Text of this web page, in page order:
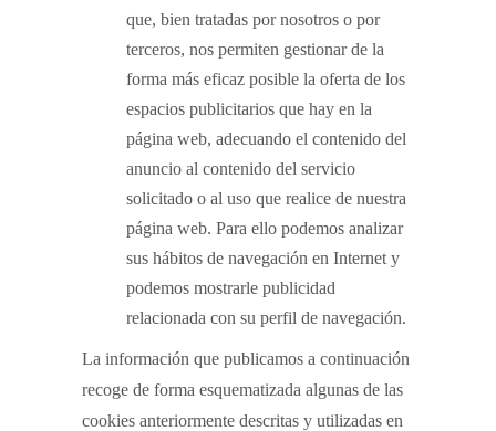
que, bien tratadas por nosotros o por
terceros, nos permiten gestionar de la
forma más eficaz posible la oferta de los
espacios publicitarios que hay en la
página web, adecuando el contenido del
anuncio al contenido del servicio
solicitado o al uso que realice de nuestra
página web. Para ello podemos analizar
sus hábitos de navegación en Internet y
podemos mostrarle publicidad
relacionada con su perfil de navegación.
La información que publicamos a continuación
recoge de forma esquematizada algunas de las
cookies anteriormente descritas y utilizadas en